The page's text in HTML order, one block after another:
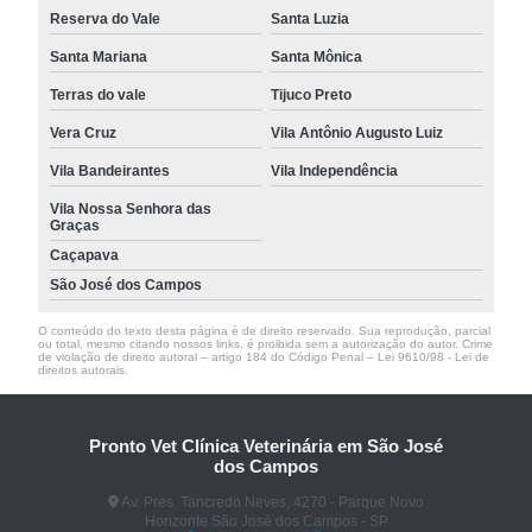
Reserva do Vale Santa Luzia
Santa Mariana Santa Mônica
Terras do vale Tijuco Preto
Vera Cruz Vila Antônio Augusto Luiz
Vila Bandeirantes Vila Independência
Vila Nossa Senhora das
Graças
Caçapava
São José dos Campos
O conteúdo do texto desta página é de direito reservado. Sua reprodução, parcial
ou total, mesmo citando nossos links, é proibida sem a autorização do autor. Crime
de violação de direito autoral – artigo 184 do Código Penal – Lei 9610/98 - Lei de
direitos autorais
Pronto Vet Clínica Veterinária em São José
dos Campos
Av. Pres. Tancredo Neves, 4270 - Parque Novo
Horizonte São José dos Campos - SP